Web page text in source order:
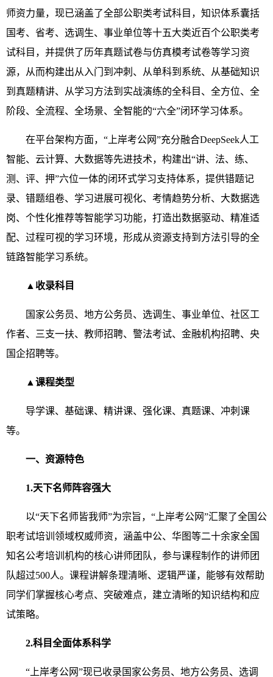
师资力量，现已涵盖了全部公职类考试科目，知识体系囊括
国考、省考、选调生、事业单位等十五大类近百个公职类考
试科目，并提供了历年真题试卷与仿真模考试卷等学习资
源，从而构建出从入门到冲刺、从单科到系统、从基础知识
到真题精讲、从学习方法到实战演练的全科目、全方位、全
阶段、全流程、全场景、全智能的“六全”闭环学习体系。
在平台架构方面，“上岸考公网”充分融合DeepSeek人工
智能、云计算、大数据等先进技术，构建出“讲、法、练、
测、评、押”六位一体的闭环式学习支持体系，提供错题记
录、错题组卷、学习进展可视化、考情趋势分析、大数据选
岗、个性化推荐等智能学习功能，打造出数据驱动、精准适
配、过程可视的学习环境，形成从资源支持到方法引导的全
链路智能学习系统。
▲ 收录科目
国家公务员、地方公务员、选调生、事业单位、社区工
作者、三支一扶、教师招聘、警法考试、金融机构招聘、央
国企招聘等。
▲ 课程类型
导学课、基础课、精讲课、强化课、真题课、冲刺课
等。
一、资源特色
1.天下名师阵容强大
以“天下名师皆我师”为宗旨，“上岸考公网”汇聚了全国公
职考试培训领域权威师资，涵盖中公、华图等二十余家全国
知名公考培训机构的核心讲师团队，参与课程制作的讲师团
队超过500人。课程讲解条理清晰、逻辑严谨，能够有效帮助
同学们掌握核心考点、突破难点，建立清晰的知识结构和应
试策略。
2.科目全面体系科学
“上岸考公网”现已收录国家公务员、地方公务员、选调